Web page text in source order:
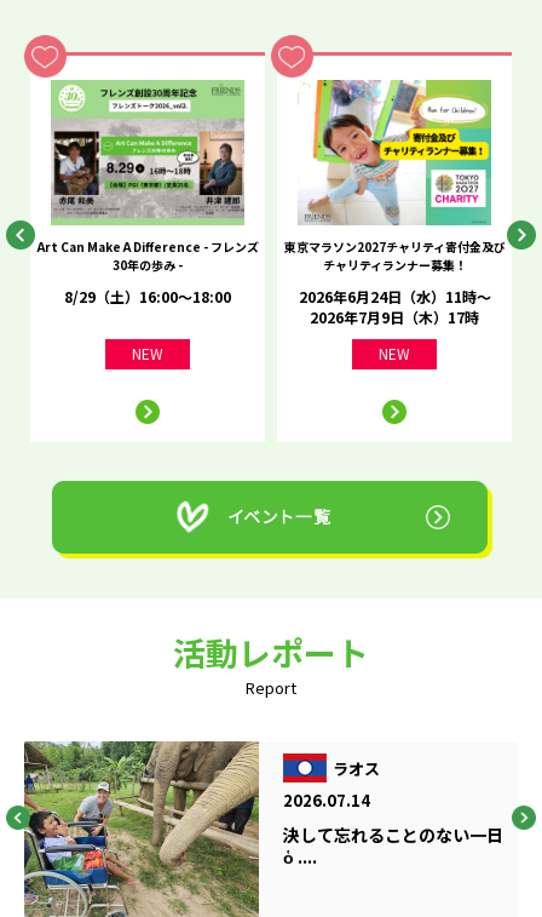
Art Can Make A Difference - フレンズ
30年の歩み -
8/29（土）16:00～18:00
NEW
東京マラソン2027チャリティ寄付金及び
チャリティランナー募集！
2026年6月24日（水）11時～
2026年7月9日（木）17時
NEW
活動レポート
Report
ラオス
2026.07.14
決して忘れることのない一日
ὁ ....